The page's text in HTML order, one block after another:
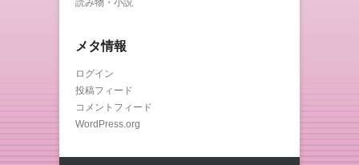
読み物・小説
メタ情報
ログイン
投稿フィード
コメントフィード
WordPress.org